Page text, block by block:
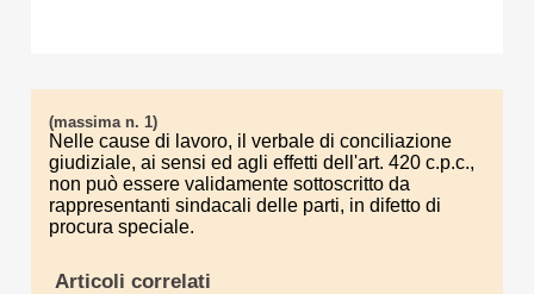
(massima n. 1)
Nelle cause di lavoro, il verbale di conciliazione
giudiziale, ai sensi ed agli effetti dell'art. 420 c.p.c.,
non può essere validamente sottoscritto da
rappresentanti sindacali delle parti, in difetto di
procura speciale.
Articoli correlati